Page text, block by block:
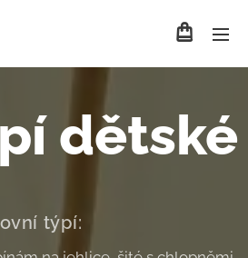
dětské
týpí: